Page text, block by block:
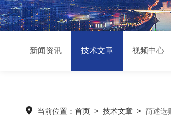
新闻资讯 技术文章 视频中心
当前位置：首页 >技术文章 >简述选